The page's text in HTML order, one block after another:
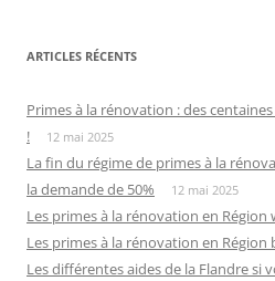
ARTICLES RÉCENTS
Primes à la rénovation : des
!
12 mai 2025
La fin du régime de primes à la
la demande de 50%
12 mai 2025
Les primes à la rénovation en Région
Les primes à la rénovation en Région
Les différentes aides de la Flandre si